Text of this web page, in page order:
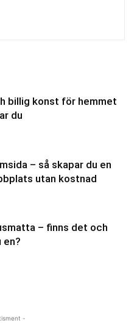
billig konst för hemmet
du
– så skapar du en
utan kostnad
– finns det och
en?
-